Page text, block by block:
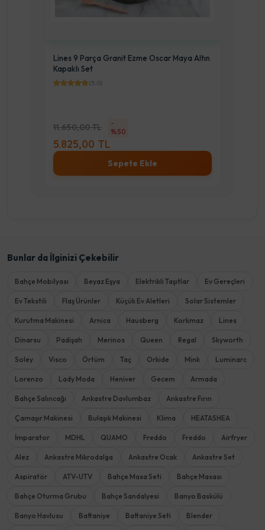
Lines 9 Parça Granit Ezme Oscar Maya Altın
Kapaklı Set
(5.0)
11.650,00 TL
-
%50
5.825,00 TL
Sepete Ekle
Bunlar da İlginizi Çekebilir
Bahçe Mobilyası Beyaz Eşya Elektrikli Taşıtlar Ev Gereçleri
Ev Tekstili Flaş Ürünler Küçük Ev Aletleri Solar Sistemler
Kurutma Makinesi Arnica Hausberg Korkmaz Lines
Dinarsu Padişah Merinos Queen Regal Skyworth
Soley Visco Örtüm Taç Orkide Mink Luminarc
Lorenzo Lady Moda Heniver Gecem Armada
Bahçe Salıncağı Ankastre Davlumbaz Ankastre Fırın
Çamaşır Makinesi Bulaşık Makinesi Klima HEATASHEA
İmparator MDHL QUAMO Freddo Freddo Airfryer
Alez Ankastre Mikrodalga Ankastre Ocak Ankastre Set
Aspiratör ATV-UTV Bahçe Masa Seti Bahçe Masası
Bahçe Oturma Grubu Bahçe Sandalyesi Banyo Baskülü
Banyo Havlusu Battaniye Battaniye Seti Blender